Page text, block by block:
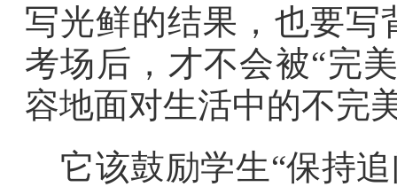
写光鲜的结果，也要写
考场后，才不会被“完
容地面对生活中的不完
它该鼓励学生“保持